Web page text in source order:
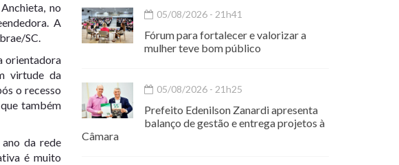
no
A
SC.
orientadora
virtude da
o recesso
também
da rede
é muito
05/08/2026 - 21h41
Fórum para fortalecer e valorizar a
mulher teve bom público
05/08/2026 - 21h25
Prefeito Edenilson Zanardi apresenta
balanço de gestão e entrega projetos à
Câmara